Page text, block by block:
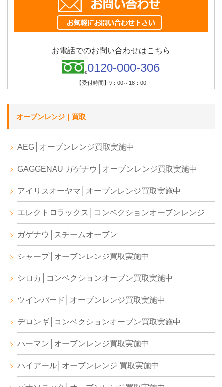
お電話でのお問い合わせはこちら
0120-000-306
【受付時間】9：00～18：00
オーブンレンジ｜買取
AEG│オーブンレンジ買取実施中
GAGGENAU ガゲナウ│オーブンレンジ買取実施中
アイリスオーヤマ│オーブンレンジ買取実施中
エレクトロラックス│コンベクションオーブンレンジ
ガゲナウ│スチームオーブン
シャープ│オーブンレンジ買取実施中
シロカ│コンベクションオーブン買取実施中
ツインバード│オーブンレンジ買取実施中
デロンギ│コンベクションオーブン買取実施中
ハーマン│オーブンレンジ買取実施中
ハイアール│オーブンレンジ 買取実施中